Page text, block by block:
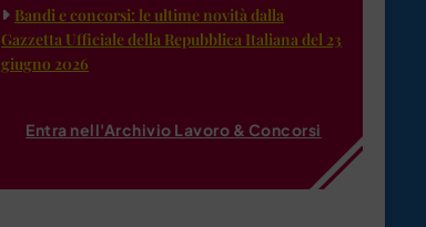
Bandi e concorsi: le ultime novità dalla
Gazzetta Ufficiale della Repubblica Italiana del 23
giugno 2026
Entra nell'Archivio Lavoro & Concorsi